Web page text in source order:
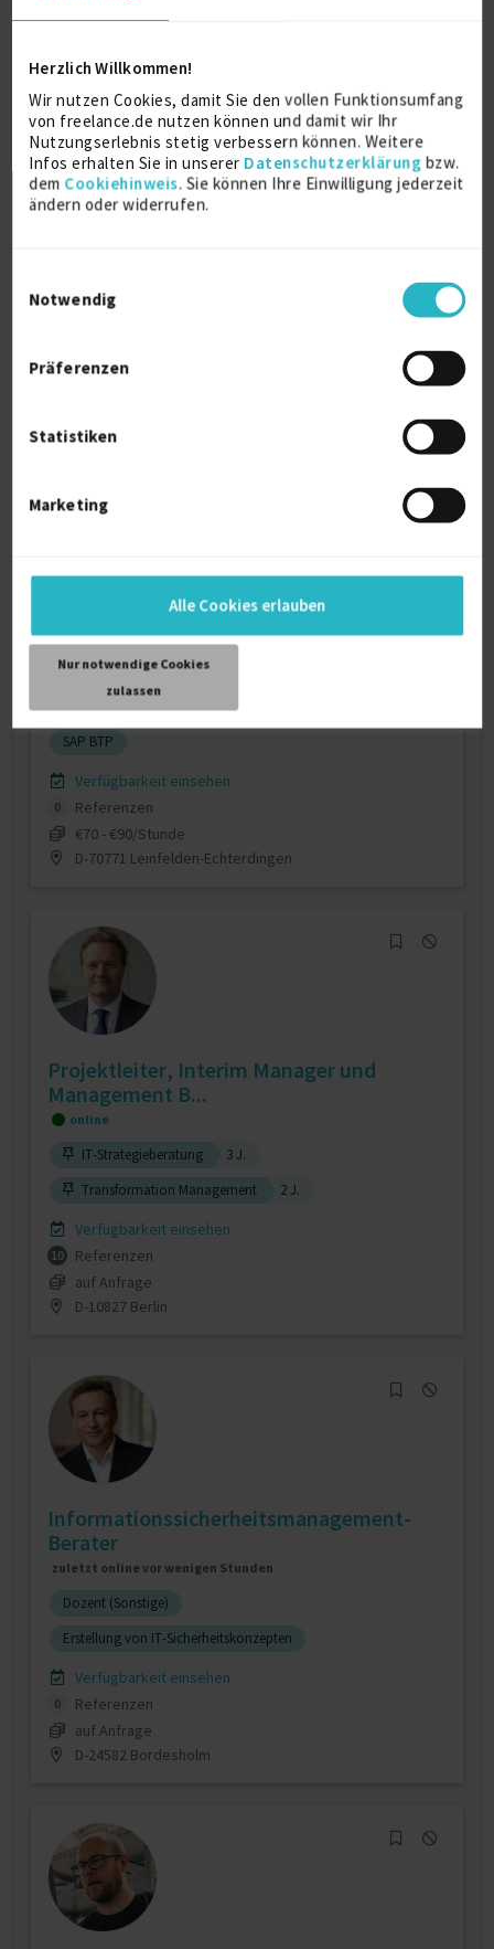
Herzlich Willkommen!
Wir nutzen Cookies, damit Sie den vollen Funktionsumfang
von freelance.de nutzen können und damit wir Ihr
Nutzungserlebnis stetig verbessern können. Weitere
Infos erhalten Sie in unserer Datenschutzerklärung bzw.
dem Cookiehinweis. Sie können Ihre Einwilligung jederzeit
ändern oder widerrufen.
Notwendig
Präferenzen
Statistiken
Marketing
Alle Cookies erlauben
Nur notwendige Cookies
zulassen
Cyber Security Architekt | CISO | Security
Engi...
zuletzt online vor wenigen Stunden
Verfügbarkeit einsehen
D-64665 Alsbach-Hähnlein
SAP Senior Technical Consultant | SAP
zuletzt online vor wenigen Stunden
SAP Applications 9 J.
SAP HANA
6 J. JavaScript
SAP BTP
Verfügbarkeit einsehen
0
Referenzen
€70 - €90/Stunde
D-70771 Leinfelden-Echterdingen
Projektleiter, Interim Manager und
Management B...
online
IT-Strategieberatung
3 J.
Transformation Management
2 J.
Verfügbarkeit einsehen
10
Referenzen
auf Anfrage
D-10827 Berlin
Informationssicherheitsmanagement-
Berater
zuletzt online vor wenigen Stunden
Dozent (Sonstige)
Erstellung von IT-Sicherheitskonzepten
Verfügbarkeit einsehen
0
Referenzen
auf Anfrage
D-24582 Bordesholm